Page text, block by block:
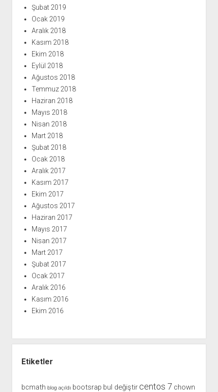
Şubat 2019
Ocak 2019
Aralık 2018
Kasım 2018
Ekim 2018
Eylül 2018
Ağustos 2018
Temmuz 2018
Haziran 2018
Mayıs 2018
Nisan 2018
Mart 2018
Şubat 2018
Ocak 2018
Aralık 2017
Kasım 2017
Ekim 2017
Ağustos 2017
Haziran 2017
Mayıs 2017
Nisan 2017
Mart 2017
Şubat 2017
Ocak 2017
Aralık 2016
Kasım 2016
Ekim 2016
Etiketler
bcmath blog açıldı bootsrap bul değiştir centos 7 chown